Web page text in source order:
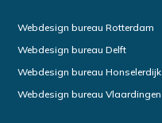
Webdesign bureau Rotterdam
Webdesign bureau Delft
Webdesign bureau Honselerdijk
Webdesign bureau Vlaardingen